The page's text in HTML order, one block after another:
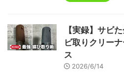
【実録】サビ
ビ取りクリー
ス
2026/6/14